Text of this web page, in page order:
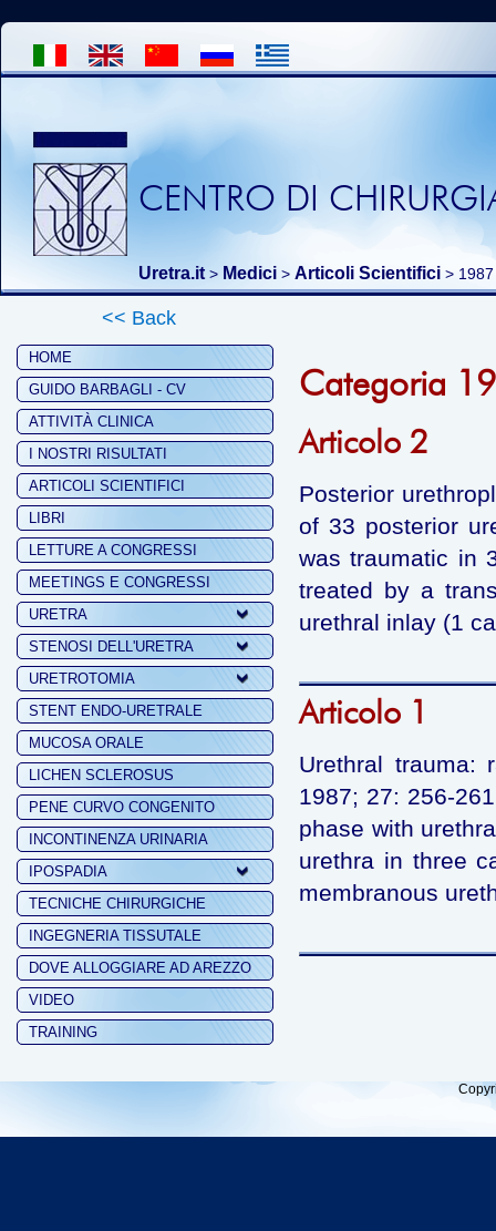
CENTRO DI
Uretra.it > Medici > Articoli Scientifici > 1987
<< Back
HOME
GUIDO BARBAGLI - CV
ATTIVITÀ CLINICA
I NOSTRI RISULTATI
ARTICOLI SCIENTIFICI
LIBRI
LETTURE A CONGRESSI
MEETINGS E CONGRESSI
URETRA
STENOSI DELL'URETRA
URETROTOMIA
STENT ENDO-URETRALE
MUCOSA ORALE
LICHEN SCLEROSUS
PENE CURVO CONGENITO
INCONTINENZA URINARIA
IPOSPADIA
TECNICHE CHIRURGICHE
INGEGNERIA TISSUTALE
DOVE ALLOGGIARE AD AREZZO
VIDEO
TRAINING
Categoria
Articolo 2
Posterior
of 33 posterior
was traumatic in
treated by a
urethral inlay (1
Articolo 1
Urethral trauma:
1987; 27: 256-
phase with
urethra in three
membranous